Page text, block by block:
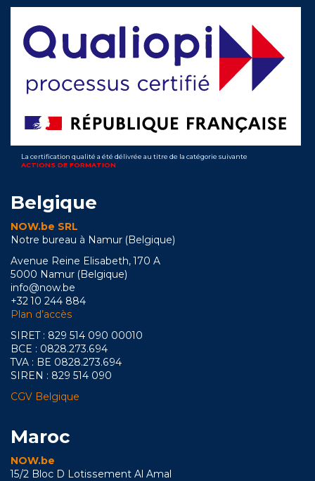
La certification qualité a été délivrée au titre de la catégorie suivante
ACTIONS DE FORMATION
Belgique
NOW.be SRL
Notre bureau à Namur (Belgique)
Avenue Reine Elisabeth, 170 A
5000 Namur (Belgique)
info@now.be
+32 10 244 884
Plan d’accès
SIRET : 829 514 090 00010
BCE : 0828.273.694
TVA : BE 0828.273.694
SIREN : 829 514 090
CGV Belgique
Maroc
NOW.be
15/2 Bloc D Lotissement Al Amal